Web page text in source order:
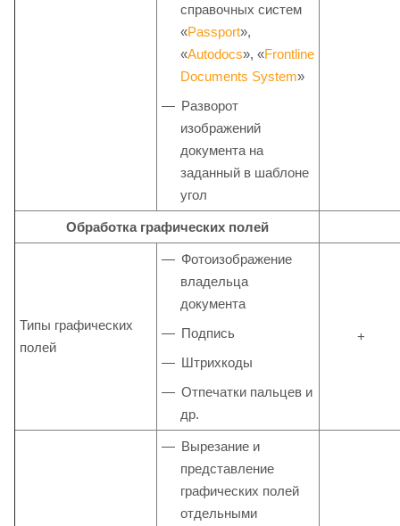
справочных систем
«Passport»,
«Autodocs», «Frontline
Documents System»
Разворот
изображений
документа на
заданный в шаблоне
угол
Обработка графических полей
Типы графических
полей
Фотоизображение
владельца
документа
Подпись
Штрихкоды
Отпечатки пальцев и
др.
+
Вырезание и
представление
графических полей
отдельными